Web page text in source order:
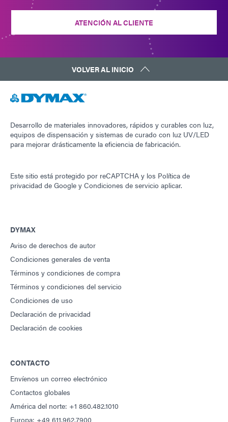
ATENCIÓN AL CLIENTE
VOLVER AL INICIO
Desarrollo de materiales innovadores, rápidos y curables con luz,
equipos de dispensación y sistemas de curado con luz UV/LED
para mejorar drásticamente la eficiencia de fabricación.
Este sitio está protegido por reCAPTCHA y los Política de
privacidad de Google y Condiciones de servicio aplicar.
DYMAX
Aviso de derechos de autor
Condiciones generales de venta
Términos y condiciones de compra
Términos y condiciones del servicio
Condiciones de uso
Declaración de privacidad
Declaración de cookies
CONTACTO
Envíenos un correo electrónico
Contactos globales
América del norte: +1 860.482.1010
Europa: +49 611.962.7900